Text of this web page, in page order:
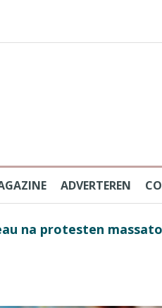
ADVERTEREN
na protesten